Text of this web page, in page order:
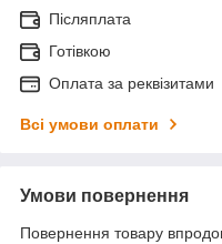
Післяплата
Готівкою
Оплата за реквізитами
Всі умови оплати
Умови повернення
Повернення товару